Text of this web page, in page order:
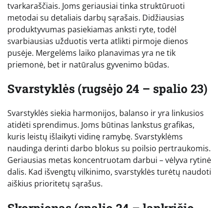
tvarkaraščiais. Joms geriausiai tinka struktūruoti
metodai su detaliais darbų sąrašais. Didžiausias
produktyvumas pasiekiamas anksti ryte, todėl
svarbiausias užduotis verta atlikti pirmoje dienos
pusėje. Mergelėms laiko planavimas yra ne tik
priemonė, bet ir natūralus gyvenimo būdas.
Svarstyklės (rugsėjo 24 – spalio 23)
Svarstyklės siekia harmonijos, balanso ir yra linkusios
atidėti sprendimus. Joms būtinas lankstus grafikas,
kuris leistų išlaikyti vidinę ramybę. Svarstyklėms
naudinga derinti darbo blokus su poilsio pertraukomis.
Geriausias metas koncentruotam darbui – vėlyva rytinė
dalis. Kad išvengtų vilkinimo, svarstyklės turėtų naudoti
aiškius prioritetų sąrašus.